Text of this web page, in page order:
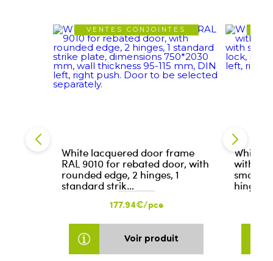
VENTES CONJOINTES
White lacquered door frame
RAL 9010 for rebated door, with
rounded edge, 2 hinges, 1
standard strik…
177.94€/pce
Voir produit
White
with
smooth
hinges,